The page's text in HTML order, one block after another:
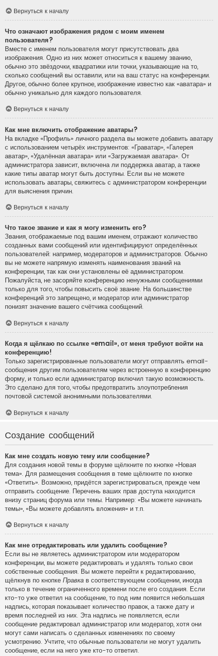
Вернуться к началу
Что означают изображения рядом с моим именем
пользователя?
Вместе с именем пользователя могут присутствовать два
изображения. Одно из них может относиться к вашему званию,
обычно это звёздочки, квадратики или точки, указывающие на то,
сколько сообщений вы оставили, или на ваш статус на конференции.
Другое, обычно более крупное, изображение известно как «аватара» и
обычно уникально для каждого пользователя.
Вернуться к началу
Как мне включить отображение аватары?
На вкладке «Профиль» личного раздела вы можете добавить аватару
с использованием четырёх инструментов: «Граватар», «Галерея
аватар», «Удалённая аватара» или «Загружаемая аватара». От
администратора зависит, включена ли поддержка аватар, а также
какие типы аватар могут быть доступны. Если вы не можете
использовать аватары, свяжитесь с администратором конференции
для выяснения причин.
Вернуться к началу
Что такое звание и как я могу изменить его?
Звания, отображаемые под вашим именем, отражают количество
созданных вами сообщений или идентифицируют определённых
пользователей: например, модераторов и администраторов. Обычно
вы не можете напрямую изменять наименования званий на
конференции, так как они установлены её администратором.
Пожалуйста, не засоряйте конференцию ненужными сообщениями
только для того, чтобы повысить своё звание. На большинстве
конференций это запрещено, и модератор или администратор
понизят значение вашего счётчика сообщений.
Вернуться к началу
Когда я щёлкаю по ссылке «email», от меня требуют войти на
конференцию!
Только зарегистрированные пользователи могут отправлять email-
сообщения другим пользователям через встроенную в конференцию
форму, и только если администратор включил такую возможность.
Это сделано для того, чтобы предотвратить злоупотребления
почтовой системой анонимными пользователями.
Вернуться к началу
Создание сообщений
Как мне создать новую тему или сообщение?
Для создания новой темы в форуме щёлкните по кнопке «Новая
тема». Для размещения сообщения в теме щёлкните по кнопке
«Ответить». Возможно, придётся зарегистрироваться, прежде чем
отправить сообщение. Перечень ваших прав доступа находится
внизу страниц форума или темы. Например: «Вы можете начинать
темы», «Вы можете добавлять вложения» и т.п.
Вернуться к началу
Как мне отредактировать или удалить сообщение?
Если вы не являетесь администратором или модератором
конференции, вы можете редактировать и удалять только свои
собственные сообщения. Вы можете перейти к редактированию,
щёлкнув по кнопке Правка в соответствующем сообщении, иногда
только в течение ограниченного времени после его создания. Если
кто-то уже ответил на сообщение, то под ним появится небольшая
надпись, которая показывает количество правок, а также дату и
время последней из них. Эта надпись не появляется, если
сообщение редактировал администратор или модератор, хотя они
могут сами написать о сделанных изменениях по своему
усмотрению. Учтите, что обычные пользователи не могут удалить
сообщение, если на него уже кто-то ответил.